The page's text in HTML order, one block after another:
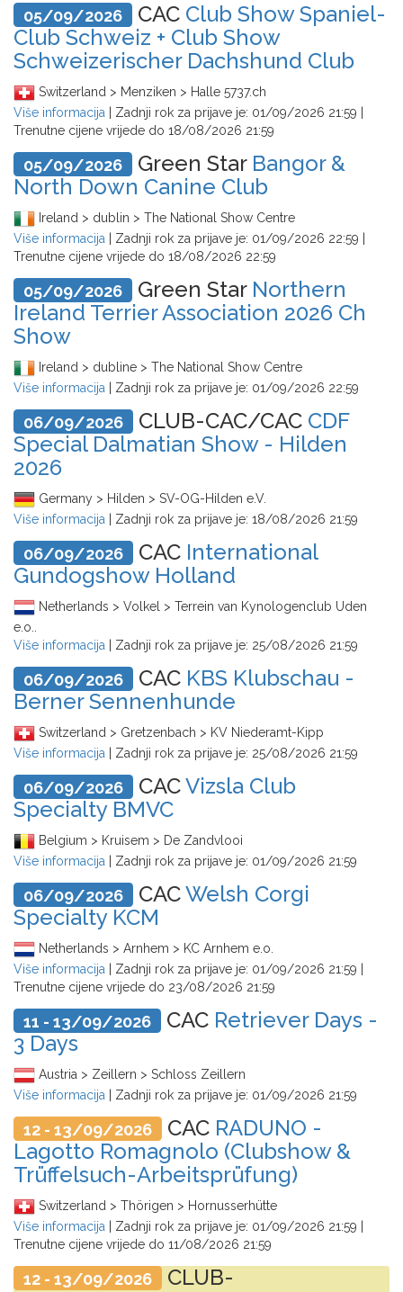
05/09/2026 CAC Club Show Spaniel-
Club Schweiz + Club Show
Schweizerischer Dachshund Club
Switzerland > Menziken > Halle 5737.ch
Više informacija
| Zadnji rok za prijave je: 01/09/2026 21:59
Trenutne cijene vrijede do 18/08/2026 21:59
05/09/2026 Green Star Bangor &
North Down Canine Club
Ireland > dublin > The National Show Centre
Više informacija
| Zadnji rok za prijave je: 01/09/2026 22:59
Trenutne cijene vrijede do 18/08/2026 22:59
05/09/2026 Green Star Northern
Ireland Terrier Association 2026 Ch
Show
Ireland > dubline > The National Show Centre
Više informacija
| Zadnji rok za prijave je: 01/09/2026 22:59
06/09/2026 CLUB-CAC/CAC CDF
Special Dalmatian Show - Hilden
2026
Germany > Hilden > SV-OG-Hilden e.V.
Više informacija
| Zadnji rok za prijave je: 18/08/2026 21:59
06/09/2026 CAC International
Gundogshow Holland
Netherlands > Volkel > Terrein van Kynologenclub Uden
e.o..
Više informacija
| Zadnji rok za prijave je: 25/08/2026 21:59
06/09/2026 CAC KBS Klubschau -
Berner Sennenhunde
Switzerland > Gretzenbach > KV Niederamt-Kipp
Više informacija
| Zadnji rok za prijave je: 25/08/2026 21:59
06/09/2026 CACVizsla Club
Specialty BMVC
Belgium > Kruisem > De Zandvlooi
Više informacija
| Zadnji rok za prijave je: 01/09/2026 21:59
06/09/2026 CACWelsh Corgi
Specialty KCM
Netherlands > Arnhem > KC Arnhem e.o.
Više informacija
| Zadnji rok za prijave je: 01/09/2026 21:59
Trenutne cijene vrijede do 23/08/2026 21:59
11 - 13/09/2026 CAC Retriever Days -
3 Days
Austria > Zeillern > Schloss Zeillern
Više informacija
| Zadnji rok za prijave je: 01/09/2026 21:59
12 - 13/09/2026 CAC RADUNO -
Lagotto Romagnolo (Clubshow &
Trüffelsuch-Arbeitsprüfung)
Switzerland > Thörigen > Hornusserhütte
Više informacija
| Zadnji rok za prijave je: 01/09/2026 21:59
Trenutne cijene vrijede do 11/08/2026 21:59
12 - 13/09/2026 CLUB-